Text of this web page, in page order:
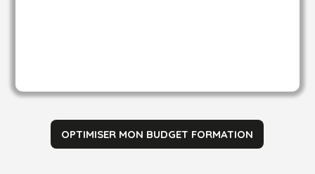
OPTIMISER MON BUDGET FORMATION